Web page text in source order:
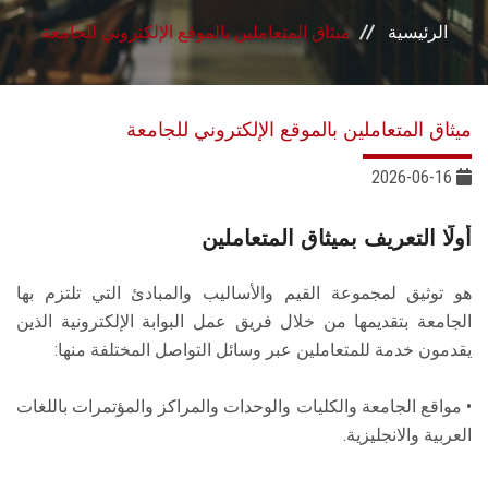
البحث العلمي
الرعاية الصحية
تواصل معنا
الرئيسية ميثاق المتعاملين بالموقع الإلكتروني للجامعة
ميثاق المتعاملين بالموقع الإلكتروني للجامعة
أولًا التعريف بميثاق المتعاملين
هو توثيق لمجموعة القيم والأساليب والمبادئ التي تلتزم بها
الجامعة بتقديمها من خلال فريق عمل البوابة الإلكترونية الذين
يقدمون خدمة للمتعاملين عبر وسائل التواصل المختلفة منها:
• مواقع الجامعة والكليات والوحدات والمراكز والمؤتمرات باللغات
العربية والانجليزية.